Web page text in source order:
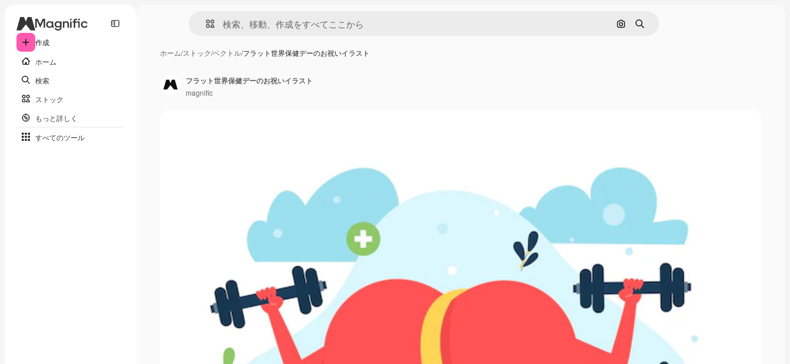
作成
ホーム
検索
ストック
もっと詳しく
すべてのツール
画像で検索
検索
ホーム/ストック/ベクトル/フラット世界保健デーのお祝いイラスト
フラット世界保健デーのお祝いイラスト
magnific